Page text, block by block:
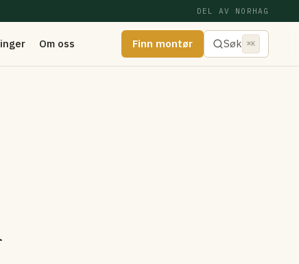
DEL AV NORHAG
Om oss Finn montør Søk ⌘K